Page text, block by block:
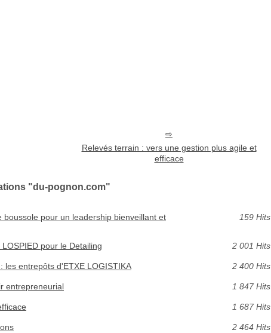
Relevés terrain : vers une gestion plus agile et
efficace
"du-pognon.com"
boussole pour un leadership bienveillant et
159 Hits
pour le Detailing 2 001 Hits
les entrepôts d'ETXE LOGISTIKA 2 400 Hits
entrepreneurial 1 847 Hits
1 687 Hits
2 464 Hits